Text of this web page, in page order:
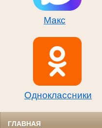
Макс
Одноклассники
ГЛАВНАЯ